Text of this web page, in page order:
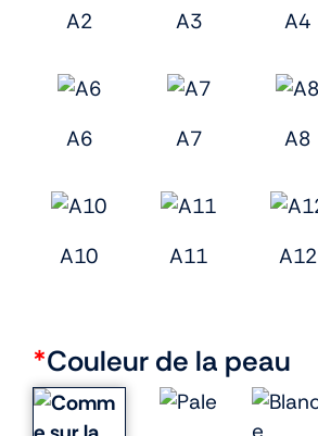
A2 A3 A4
A6 A7 A8
A10 A11 A12
*Couleur de la peau